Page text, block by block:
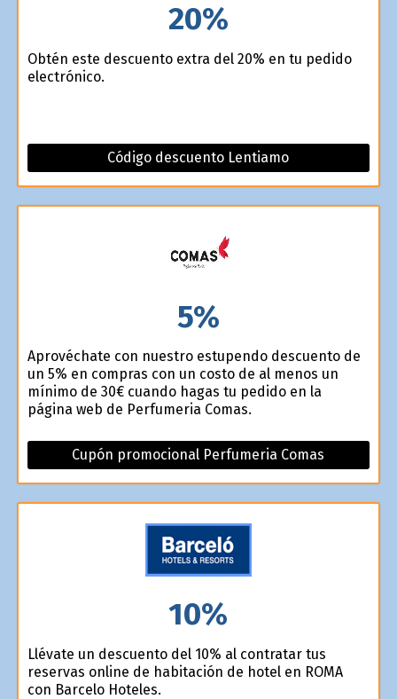
20%
Obtén este descuento extra del 20% en tu pedido
electrónico.
Código descuento Lentiamo
5%
Aprovéchate con nuestro estupendo descuento de
un 5% en compras con un costo de al menos un
mínimo de 30€ cuando hagas tu pedido en la
página web de Perfumeria Comas.
Cupón promocional Perfumeria Comas
10%
Llévate un descuento del 10% al contratar tus
reservas online de habitación de hotel en ROMA
con Barcelo Hoteles.